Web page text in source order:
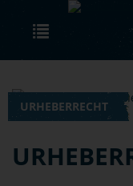
Skip to main content
URHEBERRECHT